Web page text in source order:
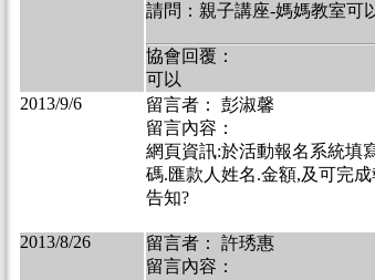
請問：親子講座-媽媽教室可
協會回覆：
可以
2013/9/6
留言者： 彭淑馨
留言內容：
網頁資訊:於活動報名系統填
碼.匯款人姓名.金額,及可完
告知?
2013/8/26
留言者： 許琇惠
留言內容：